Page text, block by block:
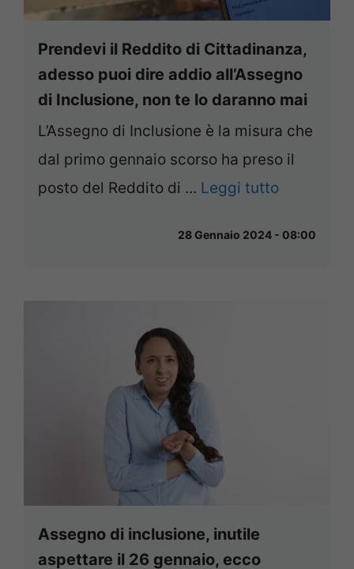
Prendevi il Reddito di Cittadinanza,
adesso puoi dire addio all’Assegno
di Inclusione, non te lo daranno mai
L’Assegno di Inclusione è la misura che
dal primo gennaio scorso ha preso il
posto del Reddito di ... Leggi tutto
28 Gennaio 2024 - 08:00
Assegno di inclusione, inutile
aspettare il 26 gennaio, ecco